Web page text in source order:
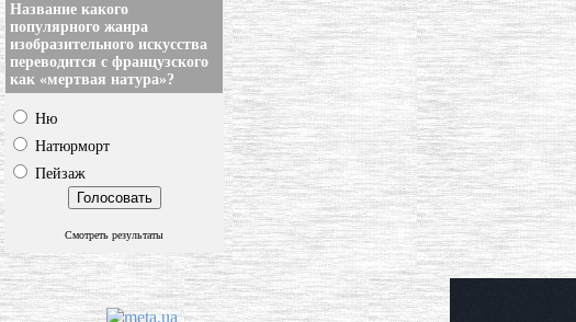
Название какого
популярного жанра
изобразительного искусства
переводится с французского
как «мертвая натура»?
Ню
Натюрморт
Пейзаж
Смотреть результаты